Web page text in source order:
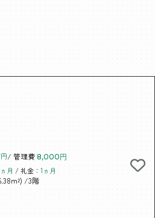
/ 管理費 8,000円
月 / 礼金：1ヵ月
/3階